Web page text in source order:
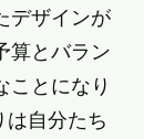
デザインが
算とバラン
ことになり
は自分たち